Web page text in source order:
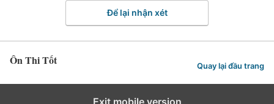
Để lại nhận xét
Ôn Thi Tốt Quay lại đầu trang
Exit mobile version